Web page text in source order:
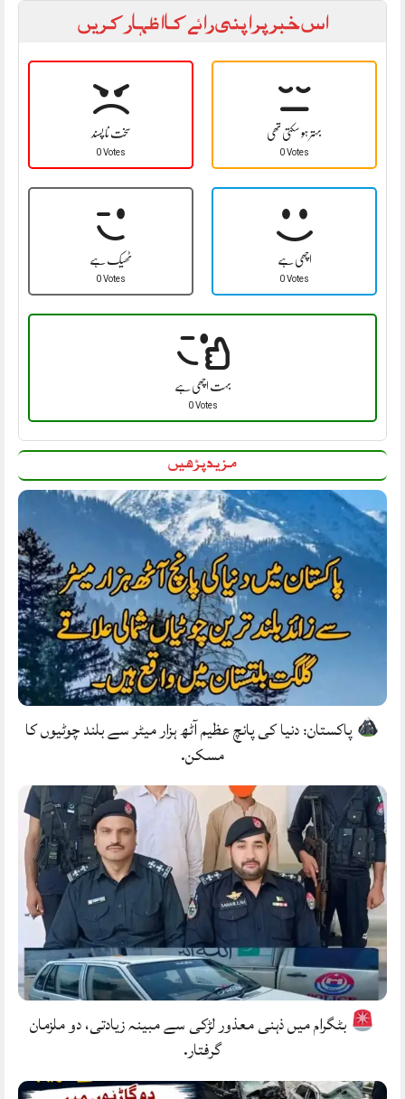
اس خبر پر اپنی رائے کا اظہار کریں
سخت نا پسند
0 Votes
بہتر ہو سکتی تھی
0 Votes
ٹھیک ہے
0 Votes
اچھی ہے
0 Votes
بہت اچھی ہے
0 Votes
مزید پڑھیں
پاکستان: دنیا کی پانچ عظیم آٹھ ہزار میٹر سے بلند چوٹیوں کا
مسکن.
بٹگرام میں ذہنی معذور لڑکی سے مبینہ زیادتی، دو ملزمان
گرفتار.